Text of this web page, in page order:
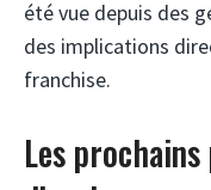
été vue depuis des
des implications
franchise.
Les